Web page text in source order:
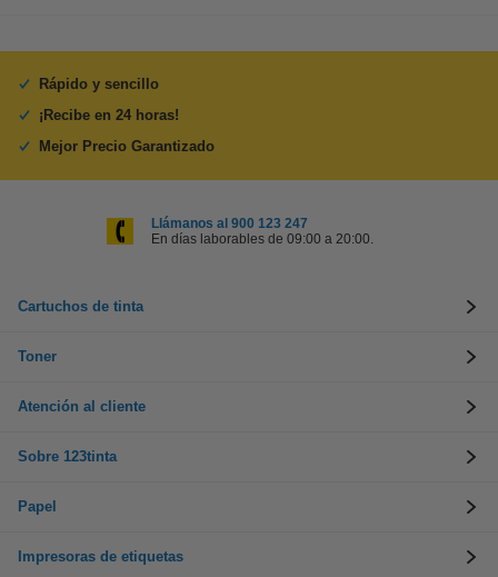
Rápido y sencillo
¡Recibe en 24 horas!
Mejor Precio Garantizado
Llámanos al 900 123 247
En días laborables de 09:00 a 20:00.
Cartuchos de tinta
Toner
Atención al cliente
Sobre 123tinta
Papel
Impresoras de etiquetas